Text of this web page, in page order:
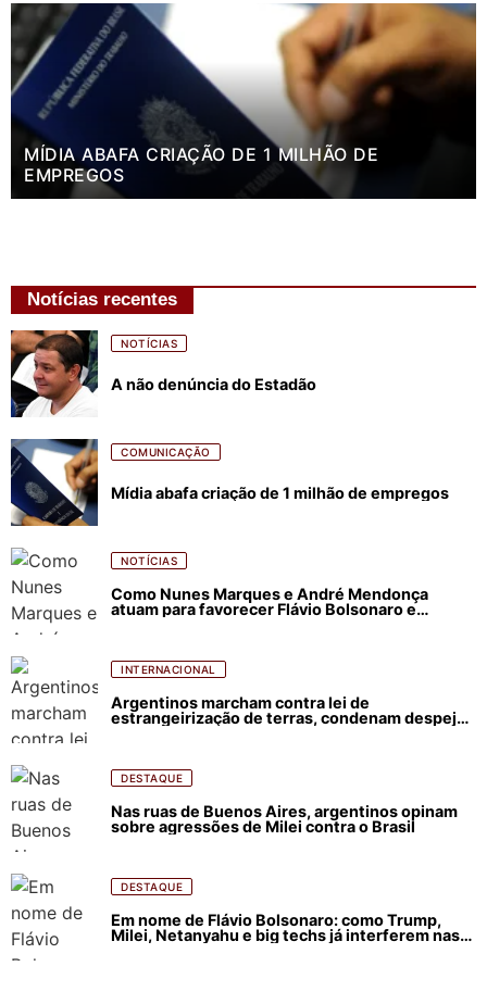
MÍDIA ABAFA CRIAÇÃO DE 1 MILHÃO DE
EMPREGOS
Notícias recentes
NOTÍCIAS
A não denúncia do Estadão
COMUNICAÇÃO
Mídia abafa criação de 1 milhão de empregos
NOTÍCIAS
Como Nunes Marques e André Mendonça
atuam para favorecer Flávio Bolsonaro e
INTERNACIONAL
Argentinos marcham contra lei de
estrangeirização de terras, condenam despejos
DESTAQUE
Nas ruas de Buenos Aires, argentinos opinam
sobre agressões de Milei contra o Brasil
DESTAQUE
Em nome de Flávio Bolsonaro: como Trump,
Milei, Netanyahu e big techs já interferem nas